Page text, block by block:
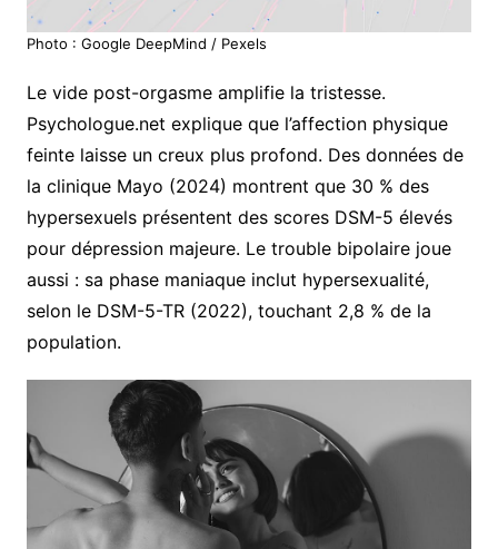
Photo : Google DeepMind / Pexels
Le vide post-orgasme amplifie la tristesse.
Psychologue.net explique que l’affection physique
feinte laisse un creux plus profond. Des données de
la clinique Mayo (2024) montrent que 30 % des
hypersexuels présentent des scores DSM-5 élevés
pour dépression majeure. Le trouble bipolaire joue
aussi : sa phase maniaque inclut hypersexualité,
selon le DSM-5-TR (2022), touchant 2,8 % de la
population.